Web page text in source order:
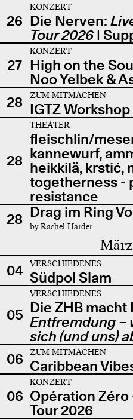
26
KONZERT
Die Nerven:
Tour 2026|
27
KONZERT
High on the
Noo Yelbek &
28
ZUM MITMACHEN
IGTZ Workshop
28
THEATER
fleischlin/
kannewurf,
heikkilä, krstić,
togetherness -
resistance
28 Drag im Ring
by Rachel Harder
04 VERSCHIEDENES
Südpol Slam
05
VERSCHIEDENES
Die ZHB macht
Entfremdung –
sich (und uns)
06
ZUM MITMACHEN
Caribbean
06
KONZERT
Opération
Tour 2026